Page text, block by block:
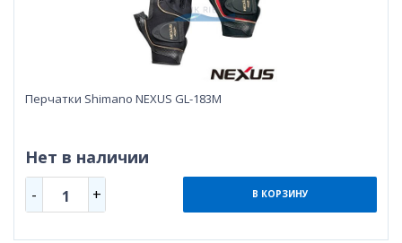
Перчатки Shimano NEXUS GL-183M
Нет в наличии
- 1 + В КОРЗИНУ